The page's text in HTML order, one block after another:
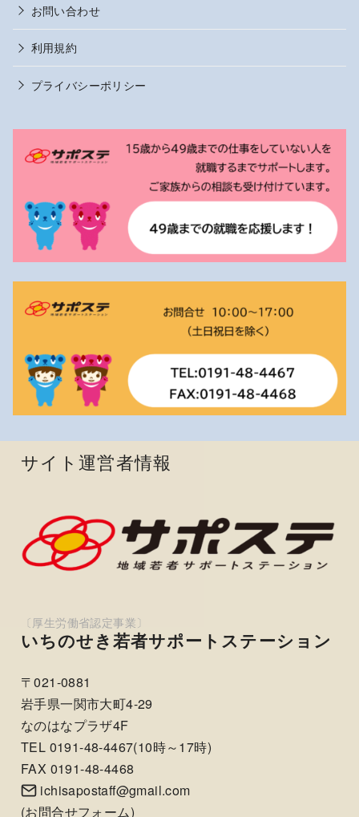
お問い合わせ
利用規約
プライバシーポリシー
サイト運営者情報
いちのせき若者サポートステーション
〒021-0881
岩手県一関市大町4-29
なのはなプラザ4F
TEL 0191-48-4467(10時～17時)
FAX 0191-48-4468
ichisapostaff@gmail.com
(お問合せフォーム)